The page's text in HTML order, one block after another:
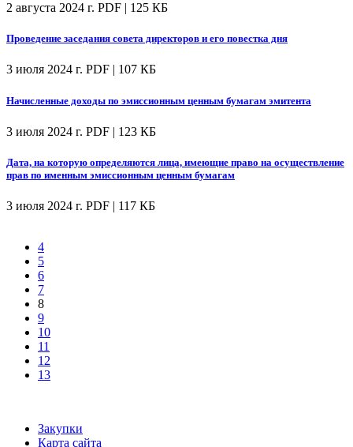
2 августа 2024 г. PDF | 125 КБ
Проведение заседания совета директоров и его повестка дня
3 июля 2024 г. PDF | 107 КБ
Начисленные доходы по эмиссионным ценным бумагам эмитента
3 июля 2024 г. PDF | 123 КБ
Дата, на которую определяются лица, имеющие право на осуществление
прав по именным эмиссионным ценным бумагам
3 июля 2024 г. PDF | 117 КБ
4
5
6
7
8
9
10
11
12
13
Закупки
Карта сайта